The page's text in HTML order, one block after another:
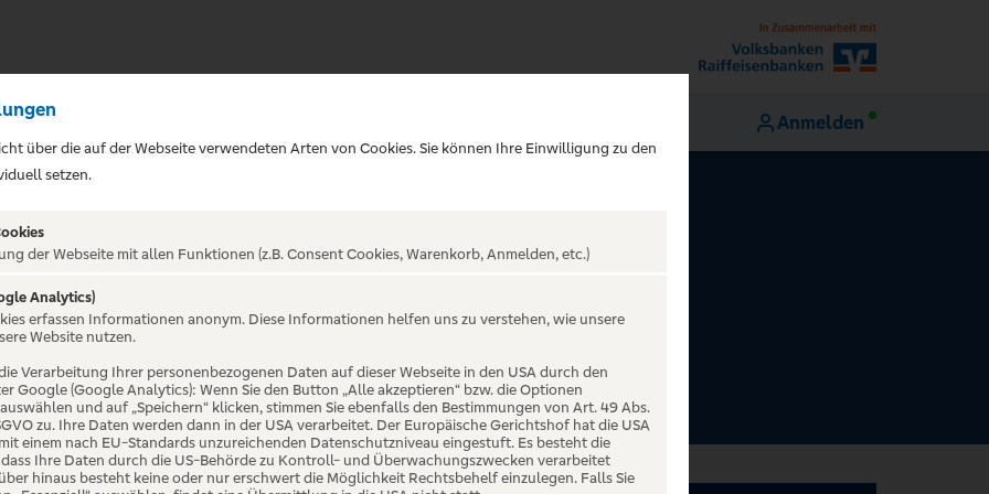
Anmelden
über die auf der Webseite verwendeten Arten von Cookies. Sie können Ihre Einwilligung zu den
setzen.
der Webseite mit allen Funktionen (z.B. Consent Cookies, Warenkorb, Anmelden, etc.)
Analytics)
erfassen Informationen anonym. Diese Informationen helfen uns zu verstehen, wie unsere
Website nutzen.
Verarbeitung Ihrer personenbezogenen Daten auf dieser Webseite in den USA durch den
Google (Google Analytics): Wenn Sie den Button „Alle akzeptieren“ bzw. die Optionen
und auf „Speichern“ klicken, stimmen Sie ebenfalls den Bestimmungen von Art. 49 Abs.
zu. Ihre Daten werden dann in der USA verarbeitet. Der Europäische Gerichtshof hat die USA
einem nach EU-Standards unzureichenden Datenschutzniveau eingestuft. Es besteht die
Ihre Daten durch die US-Behörde zu Kontroll- und Überwachungszwecken verarbeitet
hinaus besteht keine oder nur erschwert die Möglichkeit Rechtsbehelf einzulegen. Falls Sie